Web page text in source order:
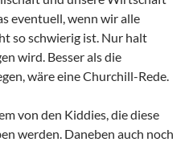
eventuell, wenn wir alle
so schwierig ist. Nur halt
wird. Besser als die
wäre eine Churchill-Rede.
von den Kiddies, die diese
werden. Daneben auch noch